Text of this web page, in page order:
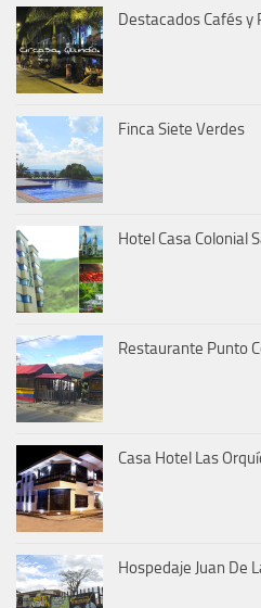
Destacados Cafés y
Finca Siete Verdes
Hotel Casa Colonial
Restaurante Punto
Casa Hotel Las
Hospedaje Juan De